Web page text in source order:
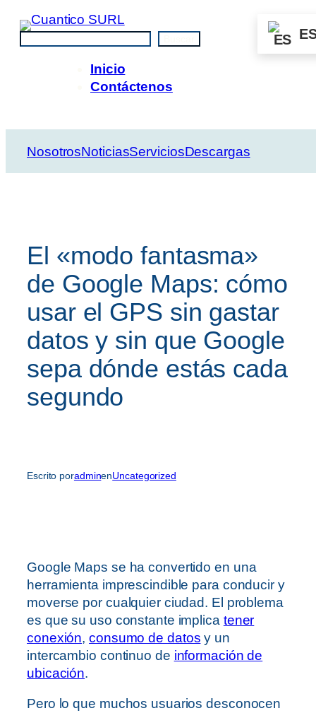
Saltar
contenido
Inicio
Contáctenos
NosotrosNoticiasServiciosDescargas
El «modo fantasma»
de Google Maps: cómo
usar el GPS sin gastar
datos y sin que Google
sepa dónde estás cada
segundo
Escrito poradminenUncategorized
Google Maps se ha convertido en una
herramienta imprescindible para conducir y
moverse por cualquier ciudad. El problema
es que su uso constante implica tener
conexión,consumo de datos y un
intercambio continuo de información de
ubicación.
Pero lo que muchos usuarios desconocen